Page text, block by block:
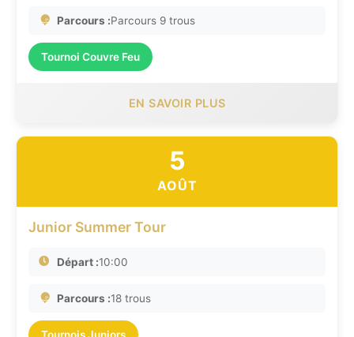
Parcours :Parcours 9 trous
Tournoi Couvre Feu
EN SAVOIR PLUS
5
AOÛT
Junior Summer Tour
Départ :10:00
Parcours :18 trous